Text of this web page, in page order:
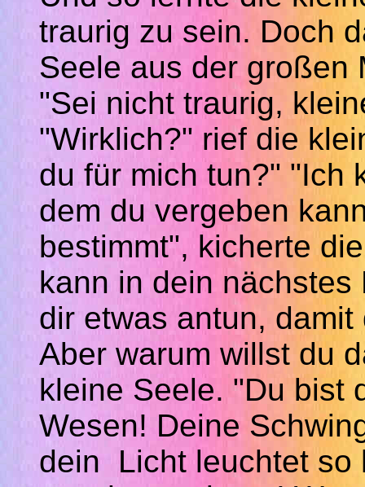
traurig zu sein. Doch
Seele aus der großen
"Sei nicht traurig,
"Wirklich?" rief die
du für mich tun?" "Ich
dem du vergeben
bestimmt", kicherte
kann in dein
dir etwas antun,
Aber warum willst du
kleine Seele. "Du bist
Wesen! Deine
dein Licht leuchtet